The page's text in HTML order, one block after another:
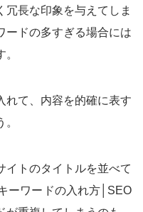
長な印象を与えてしま
ードの多すぎる場合には
れて、内容を的確に表す
イトのタイトルを並べて
ーワードの入れ方│SEO